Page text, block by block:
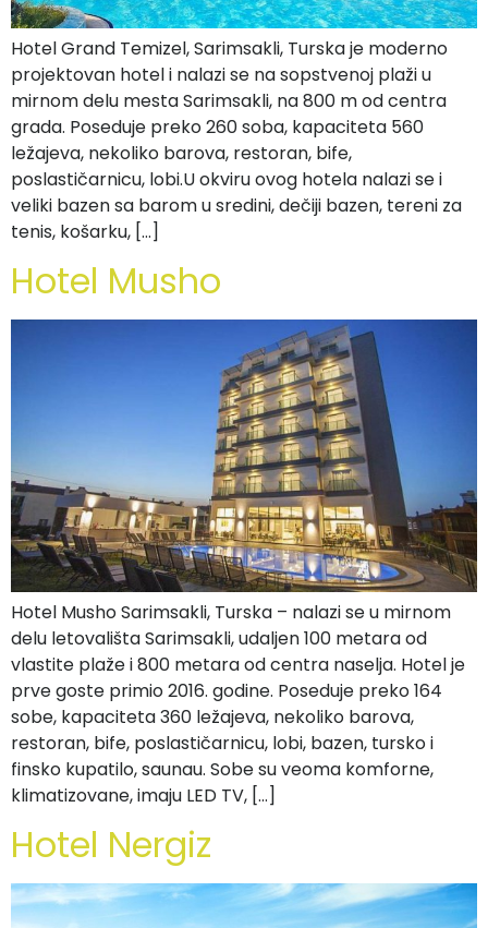
Hotel Grand Temizel, Sarimsakli, Turska je moderno
projektovan hotel i nalazi se na sopstvenoj plaži u
mirnom delu mesta Sarimsakli, na 800 m od centra
grada. Poseduje preko 260 soba, kapaciteta 560
ležajeva, nekoliko barova, restoran, bife,
poslastičarnicu, lobi.U okviru ovog hotela nalazi se i
veliki bazen sa barom u sredini, dečiji bazen, tereni za
tenis, košarku, […]
Hotel Musho
Hotel Musho Sarimsakli, Turska – nalazi se u mirnom
delu letovališta Sarimsakli, udaljen 100 metara od
vlastite plaže i 800 metara od centra naselja. Hotel je
prve goste primio 2016. godine. Poseduje preko 164
sobe, kapaciteta 360 ležajeva, nekoliko barova,
restoran, bife, poslastičarnicu, lobi, bazen, tursko i
finsko kupatilo, saunau. Sobe su veoma komforne,
klimatizovane, imaju LED TV, […]
Hotel Nergiz